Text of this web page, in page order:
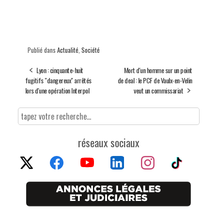
Publié dans Actualité, Société
Lyon : cinquante-huit
fugitifs "dangereux" arrêtés
lors d'une opération Interpol
Mort d'un homme sur un point
de deal : le PCF de Vaulx-en-Velin
veut un commissariat
réseaux sociaux